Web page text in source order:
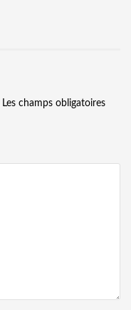
Les champs obligatoires